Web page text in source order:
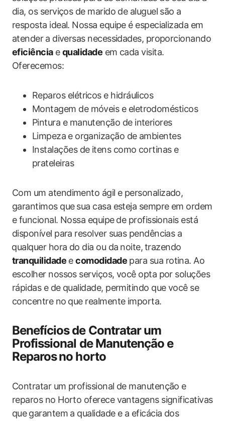
dia, os serviços de marido de aluguel são a
resposta ideal. Nossa equipe é especializada em
atender⁤ a diversas necessidades, proporcionando
eficiênciaequalidade em cada visita.
‌Oferecemos:
Reparos elétricos ​e hidráulicos
Montagem de móveis e eletrodomésticos
Pintura e manutenção de interiores
Limpeza ⁤e organização de ambientes
Instalações de itens como cortinas e
prateleiras
Com um atendimento ágil e personalizado,
garantimos que ⁢sua casa esteja sempre em ordem
e funcional. Nossa equipe⁤ de profissionais está
disponível para resolver suas pendências a
⁣qualquer hora do dia ou da ⁢noite,⁢ trazendo
tranquilidadeecomodidadepara sua rotina. Ao
escolher nossos serviços, você opta ‍por soluções
rápidas e de qualidade, permitindo que ‌você se
concentre no⁢ que realmente importa.
Benefícios de Contratar um
Profissional de Manutenção e⁢
Reparos⁤ no‌ horto
Contratar um profissional de manutenção ⁤e
reparos no Horto oferece vantagens significativas
que⁣ garantem a ‌qualidade e a eficácia dos